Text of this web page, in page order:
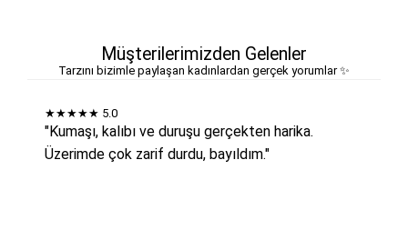
Müşterilerimizden Gelenler
Tarzını bizimle paylaşan kadınlardan gerçek yorumlar ✨
★★★★★ 5.0
"Kumaşı, kalıbı ve duruşu gerçekten harika.
Üzerimde çok zarif durdu, bayıldım."